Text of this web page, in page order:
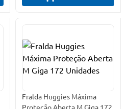
Fralda Huggies Máxima
Proteção Aberta M Giga 172